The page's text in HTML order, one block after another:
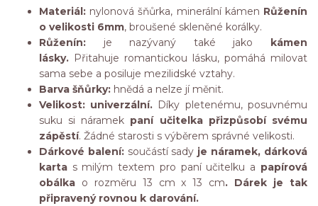
Materiál: nylonová šňůrka, minerální kámen Růženín
o velikosti 6mm, broušené skleněné korálky.
Růženín: je nazývaný také jako kámen
lásky. Přitahuje romantickou lásku, pomáhá milovat
sama sebe a posiluje mezilidské vztahy.
Barva šňůrky: hnědá a nelze jí měnit.
Velikost: univerzální. Díky pletenému, posuvnému
suku si náramek paní učitelka přizpůsobí svému
zápěstí. Žádné starosti s výběrem správné velikosti.
Dárkové balení: součástí sady je náramek, dárková
karta s milým textem pro paní učitelku a papírová
obálka o rozměru 13 cm x 13 cm. Dárek je tak
připravený rovnou k darování.